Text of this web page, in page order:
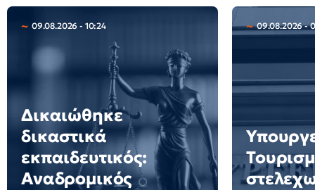
09.08.2026 - 10:24
Δικαιώθηκε
δικαστικά
εκπαιδευτικός:
Αναδρομικός
09.08.2026 -